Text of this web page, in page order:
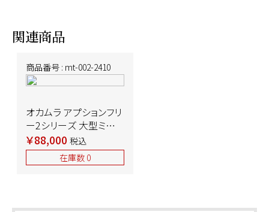
関連商品
商品番号 : mt-002-2410
オカムラ アプションフリ
ー2シリーズ 大型ミーテ
ィングテーブル 3YAJNP
MX61
W2400×D1200×H720
年製 中古 ⑩
￥88,000 税込
在庫数 0